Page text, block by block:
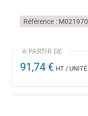
Référence M021970
91,74 € HT / UNITÉ